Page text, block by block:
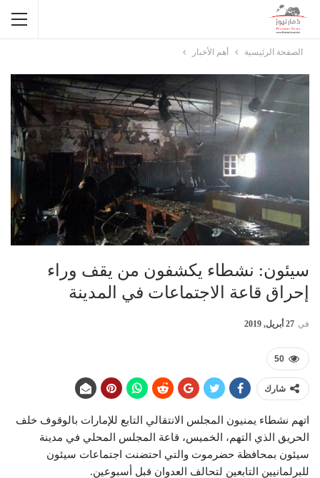
الصفحة الرئيسية أهم الأخبار
سيئون: نشطاء يكشفون من يقف وراء
إحراق قاعة الاجتماعات في المدينة
في 27 أبريل, 2019
50
شارك
اتهم نشطاء يمنيون المجلس الانتقالي التابع للإمارات بالوقوف خلف
الحريق الذي التهم، الخميس، قاعة المجلس المحلي في مدينة
سيئون بمحافظة حضرموت والتي احتضنت اجتماعات سيئون
للبرلمانيين التابعين لتحالف العدوان قبل أسبوعين.